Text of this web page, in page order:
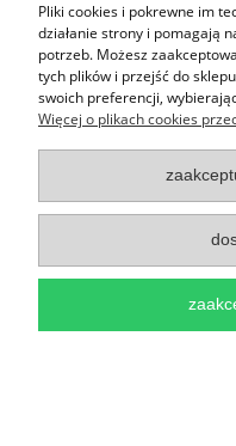
Dżety
przyszycia
Pliki cookies i pokrewne im
działanie strony i pomagają
potrzeb. Możesz
tych plików i przejść do
swoich preferencji,
Więcej o plikach cookies